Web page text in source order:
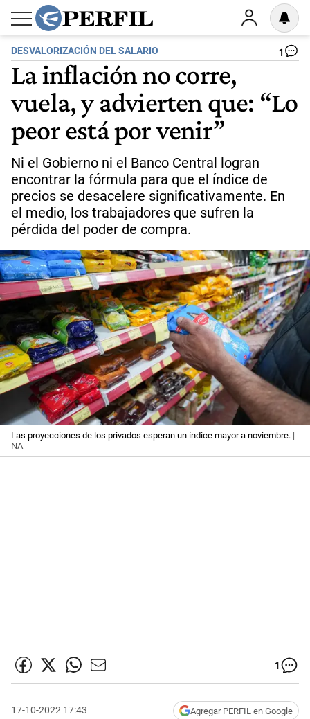
DESVALORIZACIÓN DEL SALARIO 1
La inflación no corre,
vuela, y advierten que: “Lo
peor está por venir”
Ni el Gobierno ni el Banco Central logran
encontrar la fórmula para que el índice de
precios se desacelere significativamente. En
el medio, los trabajadores que sufren la
pérdida del poder de compra.
Las proyecciones de los privados esperan un índice mayor a noviembre. |
NA
1
17-10-2022 17:43 Agregar PERFIL en Google